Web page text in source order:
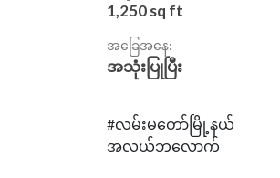
1,250 sq ft
အခြေအနေ:
အသုံးပြုပြီး
#လမ်းမတော်မြို့နယ်
အလယ်ဘလောက်